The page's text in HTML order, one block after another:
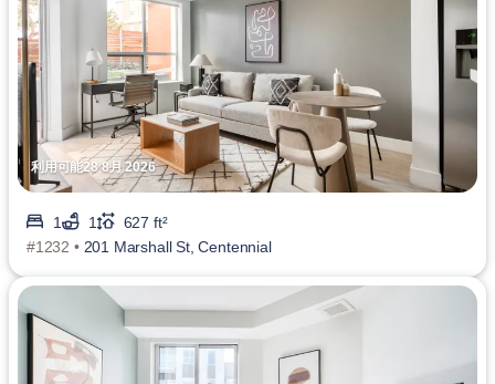
利用可能28 8月 2026
1 1
627 ft²
#1232 • 201 Marshall St, Centennial